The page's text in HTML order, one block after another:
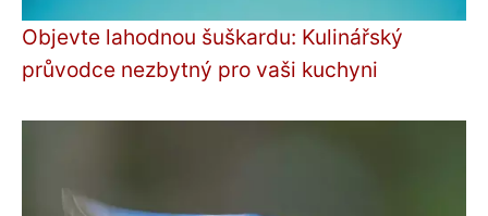
Objevte lahodnou šuškardu: Kulinářský
průvodce nezbytný pro vaši kuchyni